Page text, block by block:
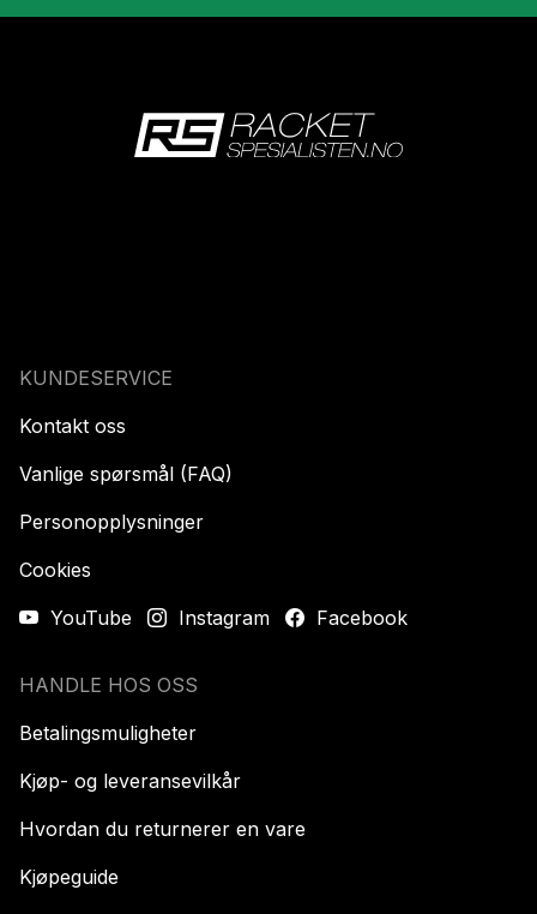
KUNDESERVICE
Kontakt oss
Vanlige spørsmål (FAQ)
Personopplysninger
Cookies
YouTube
Instagram Facebook
HANDLE HOS OSS
Betalingsmuligheter
Kjøp- og leveransevilkår
Hvordan du returnerer en vare
Kjøpeguide